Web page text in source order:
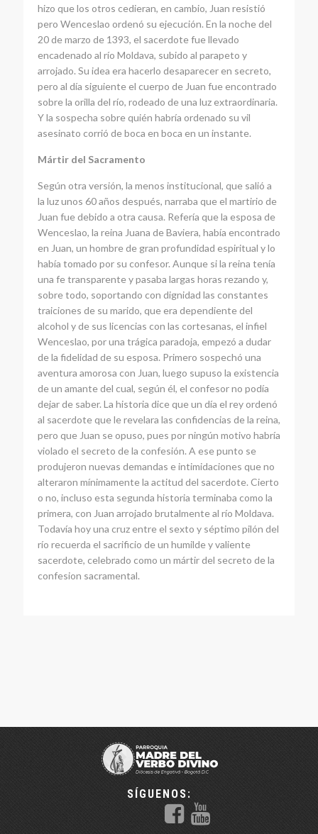
hizo que los otros cedieran, en cambio, Juan resistió
pero Wenceslao ordenó su ejecución. En la noche del
20 de marzo de 1393, el sacerdote fue llevado
encadenado al río Moldava, subido al parapeto y
arrojado. Su idea era hacerlo desaparecer en secreto,
pero al día siguiente el cuerpo de Juan fue encontrado
sobre la orilla del río, rodeado de una luz extraordinaria.
Y la sospecha sobre quién habría ordenado su vil
asesinato corrió de boca en boca en un instante.
Mártir del Sacramento
Según otra versión, la menos institucional, que salió a
la luz unos 60 años después, narraba que el martirio de
Juan fue debido a otra causa. Refería que la esposa de
Wenceslao, la reina Juana de Baviera, había encontrado
en Juan, un hombre de gran profundidad espiritual y lo
había tomado por su confesor. Aunque si la reina tenía
una fe transparente y pasaba largas horas rezando y,
sobre todo, soportando con dignidad las constantes
traiciones de su marido, que era dependiente del
alcohol y de sus licencias con las cortesanas, el infiel
Wenceslao, por una trágica paradoja, empezó a dudar
de la fidelidad de su esposa. Primero sospechó una
aventura amorosa con Juan, luego supuso la existencia
de un amante del cual, según él, el confesor no podía
dejar de saber. La historia dice que un día el rey ordenó
al sacerdote que le revelara las confidencias de la reina,
pero que Juan se opuso, pues por ningún motivo habría
violado el secreto de la confesión. A ese punto se
produjeron nuevas demandas e intimidaciones que no
alteraron mínimamente la actitud del sacerdote. Cierto
o no, incluso esta segunda historia terminaba como la
primera, con Juan arrojado brutalmente al río Moldava.
Todavía hoy una cruz entre el sexto y séptimo pilón del
río recuerda el sacrificio de un humilde y valiente
sacerdote, celebrado como un mártir del secreto de la
confesion sacramental.
SÍGUENOS: